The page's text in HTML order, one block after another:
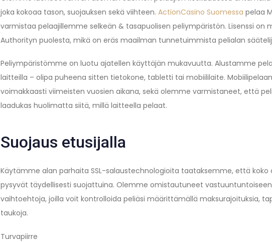
joka kokoaa tason, suojauksen sekä viihteen. ActionCasino Suomessa pelaa
varmistaa pelaajillemme selkeän & tasapuolisen peliympäristön. Lisenssi on
Authorityn puolesta, mikä on eräs maailman tunnetuimmista pelialan
Peliympäristömme on luotu ajatellen käyttäjän mukavuutta. Alustamme
laitteilla – olipa puheena sitten tietokone, tabletti tai mobiililaite.
voimakkaasti viimeisten vuosien aikana, sekä olemme varmistaneet, että
laadukas huolimatta siitä, millä laitteella pelaat.
Suojaus etusijalla
Käytämme alan parhaita SSL-salaustechnologioita taataksemme, että koko
pysyvät täydellisesti suojattuina. Olemme omistautuneet
vaihtoehtoja, joilla voit kontrolloida peliäsi määrittämällä maksurajoituksia,
taukoja.
Turvapiirre